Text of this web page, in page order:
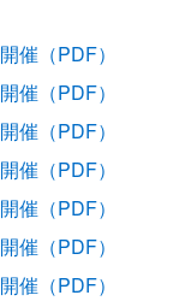
催（PDF）
催（PDF）
催（PDF）
催（PDF）
催（PDF）
催（PDF）
催（PDF）